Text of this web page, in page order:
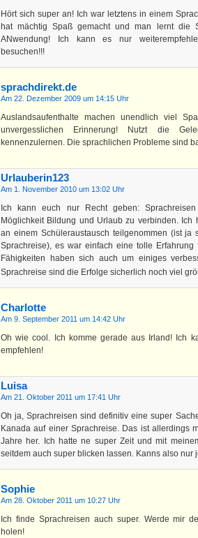
Hört sich super an! Ich war letztens in einem
hat mächtig Spaß gemacht und man lernt die
ANwendung! Ich kann es nur
besuchen!!!
sprachdirekt.de
Am 22. Dezember 2009 um 14:15 Uhr
Auslandsaufenthalte machen unendlich viel
unvergesslichen Erinnerung! Nutzt die
kennenzulernen. Die sprachlichen Probleme sind
Urlauberin123
Am 1. November 2010 um 13:02 Uhr
Ich kann euch nur Recht geben:
Möglichkeit Bildung und Urlaub zu verbinden. Ich
an einem Schüleraustausch teilgenommen (ist ja
Sprachreise), es war einfach eine tolle Erfahrung
Fähigkeiten haben sich auch um einiges
Sprachreise sind die Erfolge sicherlich noch viel
Charlotte
Am 9. September 2011 um 14:42 Uhr
Oh wie cool. Ich komme gerade aus Irland! Ich
empfehlen!
Luisa
Am 21. Oktober 2011 um 17:41 Uhr
Oh ja, Sprachreisen sind definitiv eine super
Kanada auf einer Sprachreise. Das ist allerdings
Jahre her. Ich hatte ne super Zeit und mit
seitdem auch super blicken lassen. Kanns also nur
Sophie
Am 28. Oktober 2011 um 10:27 Uhr
Ich finde Sprachreisen auch super. Werde mir
holen!